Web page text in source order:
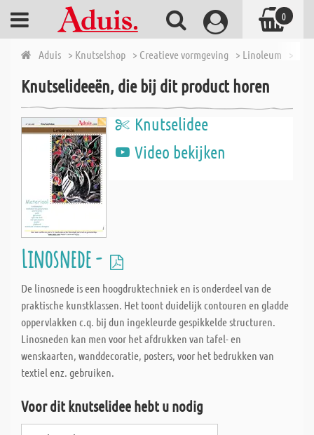
Aduis > Knutselshop > Creatieve vormgeving > Linoleum >
Knutselideeën, die bij dit product horen
Knutselidee
Video bekijken
Linosnede -
De linosnede is een hoogdruktechniek en is onderdeel van de
praktische kunstklassen. Het toont duidelijk contouren en gladde
oppervlakken c.q. bij dun ingekleurde gespikkelde structuren.
Linosneden kan men voor het afdrukken van tafel- en
wenskaarten, wanddecoratie, posters, voor het bedrukken van
textiel enz. gebruiken.
Voor dit knutselidee hebt u nodig
0